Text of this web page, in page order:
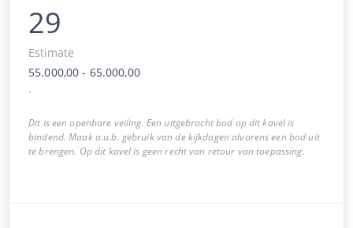
29
Estimate
55.000,00 - 65.000,00
.
Dit is een openbare veiling. Een uitgebracht bod op dit kavel is
bindend. Maak a.u.b. gebruik van de kijkdagen alvorens een bod uit
te brengen. Op dit kavel is geen recht van retour van toepassing.